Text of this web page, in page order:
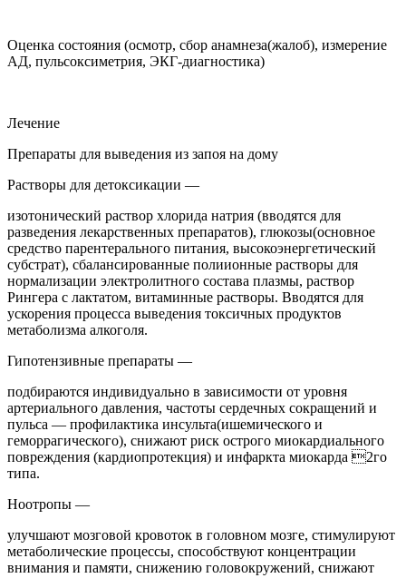
Оценка состояния (осмотр, сбор анамнеза(жалоб), измерение
АД, пульсоксиметрия, ЭКГ-диагностика)
Лечение
Препараты для выведения из запоя на дому
Растворы для детоксикации —
изотонический раствор хлорида натрия (вводятся для
разведения лекарственных препаратов), глюкозы(основное
средство парентерального питания, высокоэнергетический
субстрат), сбалансированные полиионные растворы для
нормализации электролитного состава плазмы, раствор
Рингера с лактатом, витаминные растворы. Вводятся для
ускорения процесса выведения токсичных продуктов
метаболизма алкоголя.
Гипотензивные препараты —
подбираются индивидуально в зависимости от уровня
артериального давления, частоты сердечных сокращений и
пульса — профилактика инсульта(ишемического и
геморрагического), снижают риск острого миокардиального
повреждения (кардиопротекция) и инфаркта миокарда 2го
типа.
Ноотропы —
улучшают мозговой кровоток в головном мозге, стимулируют
метаболические процессы, способствуют концентрации
внимания и памяти, снижению головокружений, снижают